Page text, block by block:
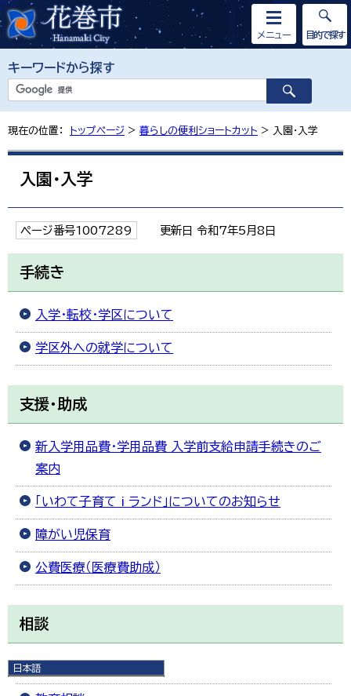
キーワードから探す
メニュー
日本語
日本語
目的で探す
現在の位置： トップページ > 暮らしの便利ショートカット > 入園・入学
入園・入学
ページ番号1007289 更新日 令和7年5月8日
手続き
入学・転校・学区について
学区外への就学について
支援・助成
新入学用品費・学用品費 入学前支給申請手続きのご
案内
「いわて子育て i ランド」についてのお知らせ
障がい児保育
公費医療（医療費助成）
相談
次年度就学児教育相談